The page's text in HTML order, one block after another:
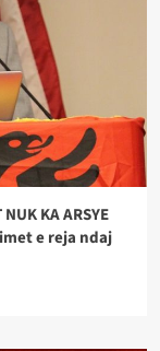
KA ARSYE
e reja ndaj